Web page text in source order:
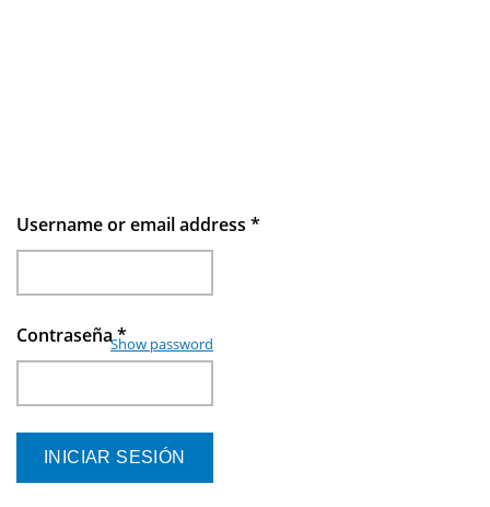
Username or email address *
Contraseña*
Show password